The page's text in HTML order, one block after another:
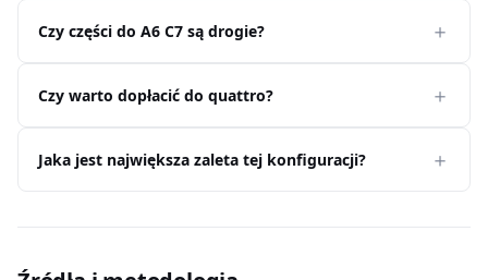
Czy części do A6 C7 są drogie?
Czy warto dopłacić do quattro?
Jaka jest największa zaleta tej konfiguracji?